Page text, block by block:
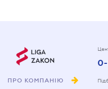
ПРО КОМПАНІЮ